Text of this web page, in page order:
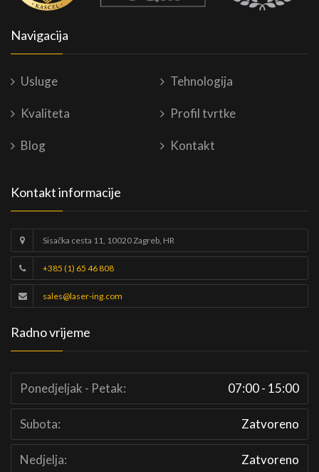
Navigacija
Usluge Tehnologija
Kvaliteta Profil tvrtke
Blog Kontakt
Kontakt informacije
Sisačka cesta 11, 10020 Zagreb, HR
+385 (1) 65 46 808
sales@laser-ing.com
Radno vrijeme
Ponedjeljak - Petak: 07:00 - 15:00
Subota: Zatvoreno
Nedjelja: Zatvoreno